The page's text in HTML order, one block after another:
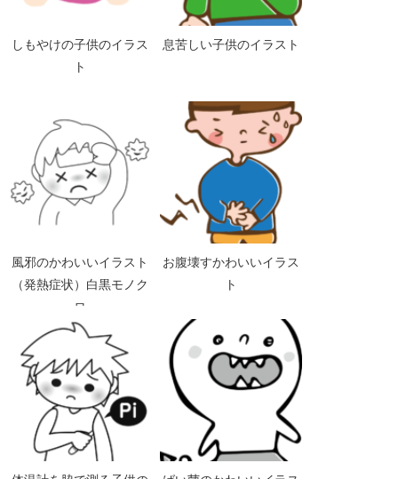
しもやけの子供のイラス
ト
息苦しい子供のイラスト
風邪のかわいいイラスト
（発熱症状）白黒モノク
ロ
お腹壊すかわいいイラス
ト